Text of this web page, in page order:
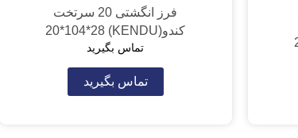
فرز انگشتی 20 سرتخت
کندو(KENDU) 20*104*28
تماس بگیرید
تماس بگیرید